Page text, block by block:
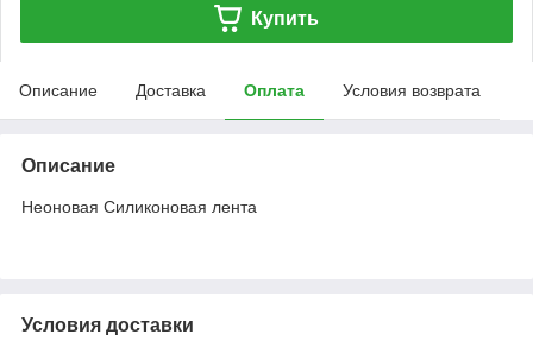
Купить
Описание Доставка Оплата Условия возврата
Описание
Неоновая Силиконовая лента
Условия доставки